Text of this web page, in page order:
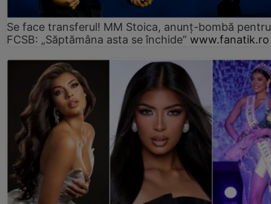
Se face transferul! MM Stoica, anunț-bombă
FCSB: „Săptămâna asta se închide” www.fanatik.ro